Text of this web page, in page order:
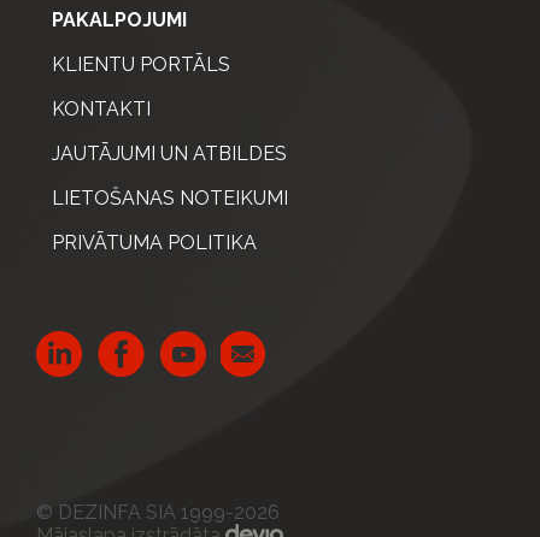
PAKALPOJUMI
KLIENTU PORTĀLS
KONTAKTI
JAUTĀJUMI UN ATBILDES
LIETOŠANAS NOTEIKUMI
PRIVĀTUMA POLITIKA
© DEZINFA SIA 1999-2026